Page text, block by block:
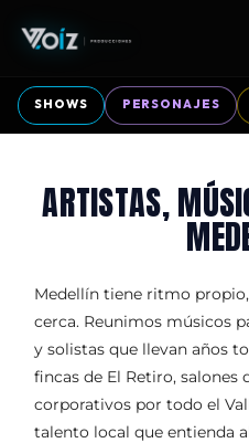
SHOWS PERSONAJES
ARTISTAS,
Medellín tiene ritmo
cerca. Reunimos músicos
y solistas que llevan años
fincas de El Retiro, salones
corporativos por todo el
talento local que entienda